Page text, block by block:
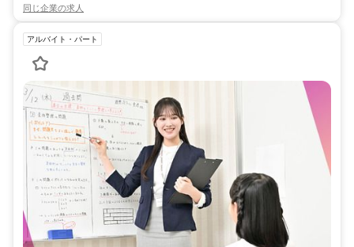
同じ企業の求人
アルバイト・パート